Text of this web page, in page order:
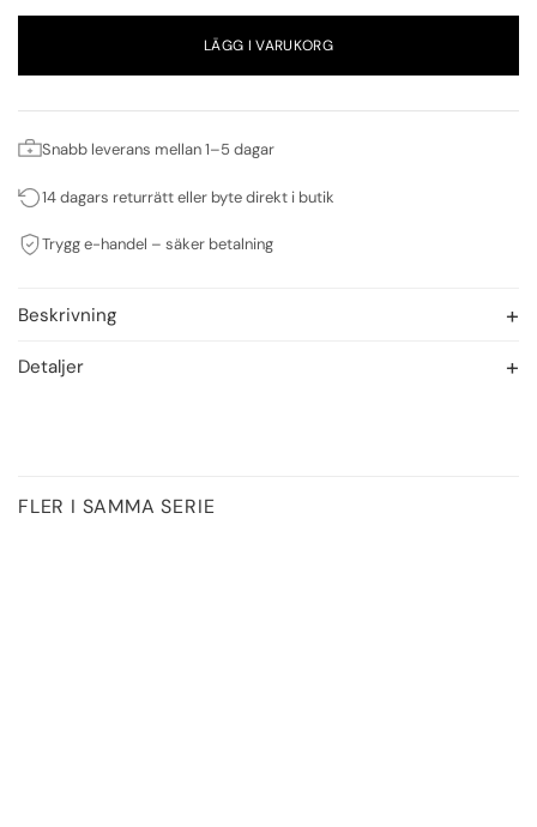
LÄGG I VARUKORG
Snabb leverans mellan 1–5 dagar
14 dagars returrätt eller byte direkt i butik
Trygg e-handel – säker betalning
Beskrivning
Detaljer
FLER I SAMMA SERIE